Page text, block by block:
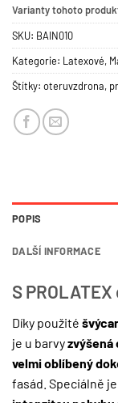
Varianty tohoto
SKU: BAIN010
Kategorie: Latexové,
Štítky: oteruvzdrona,
POPIS
DALŠÍ INFORMACE
S
Díky použité
je u barvyzvýšená
velmi oblíbený
fasád. Speciálně